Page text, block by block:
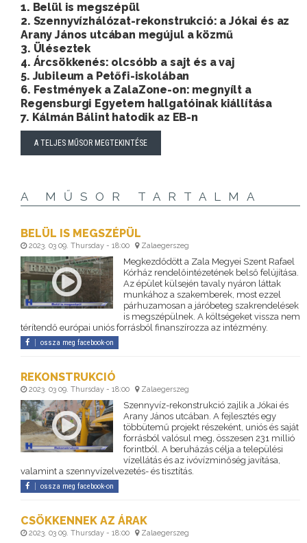
1. Belül is megszépül
2. Szennyvízhálózat-rekonstrukció: a Jókai és az
Arany János utcában megújul a közmű
3. Üléseztek
4. Árcsökkenés: olcsóbb a sajt és a vaj
5. Jubileum a Petőfi-iskolában
6. Festmények a ZalaZone-on: megnyílt a
Regensburgi Egyetem hallgatóinak kiállítása
7. Kálmán Bálint hatodik az EB-n
A TELJES MŰSOR MEGTEKINTÉSE
A MŰSOR TARTALMA
BELÜL IS MEGSZÉPÜL
2023. 03 09. Thursday - 18:00 Zalaegerszeg
Megkezdődött a Zala Megyei Szent Rafael
Kórház rendelőintézetének belső felújítása.
Az épület külsején tavaly nyáron láttak
munkához a szakemberek, most ezzel
párhuzamosan a járóbeteg szakrendelések
is megszépülnek. A költségeket vissza nem
térítendő európai uniós forrásból finanszírozza az intézmény.
ossza meg facebook-on
REKONSTRUKCIÓ
2023. 03 09. Thursday - 18:00 Zalaegerszeg
Szennyvíz-rekonstrukció zajlik a Jókai és
Arany János utcában. A fejlesztés egy
többütemű projekt részeként, uniós és saját
forrásból valósul meg, összesen 231 millió
forintból. A beruházás célja a települési
vízellátás és az ivóvízminőség javítása,
valamint a szennyvízelvezetés- és tisztítás.
ossza meg facebook-on
CSÖKKENNEK AZ ÁRAK
2023. 03 09. Thursday - 18:00 Zalaegerszeg